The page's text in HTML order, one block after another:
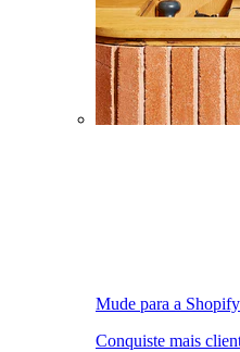
Mude para a Shopify
Conquiste mais